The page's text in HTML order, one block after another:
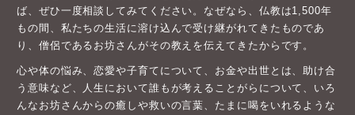
ば、ぜひ一度相談してみてください。なぜなら、仏教は1,500年
もの間、私たちの生活に溶け込んで受け継がれてきたものであ
り、僧侶であるお坊さんがその教えを伝えてきたからです。
心や体の悩み、恋愛や子育てについて、お金や出世とは、助け合
う意味など、人生において誰もが考えることがらについて、いろ
んなお坊さんからの癒しや救いの言葉、たまに喝をいれるような